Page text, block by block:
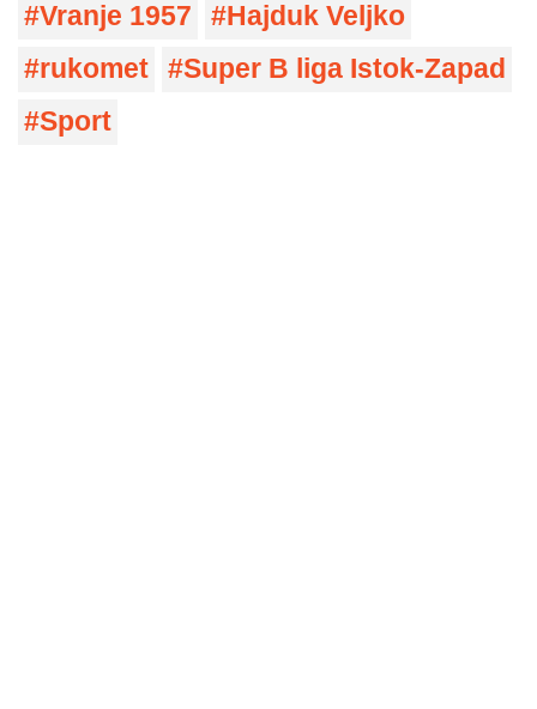
Vranje 1957
Hajduk Veljko
rukomet
Super B liga Istok-Zapad
Sport